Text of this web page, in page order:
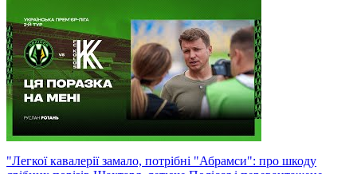
"Легкої кавалерії замало, потрібні "Абрамси": про шкоду